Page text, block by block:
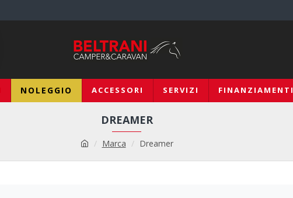
NOLEGGIO ACCESSORI SERVIZI FINANZIAMENTI
Marca Dreamer
DREAMER